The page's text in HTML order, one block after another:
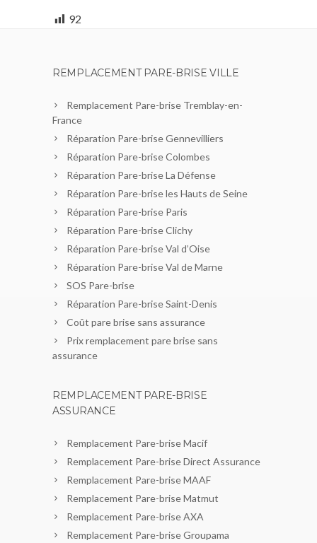
92
REMPLACEMENT PARE-BRISE VILLE
Remplacement Pare-brise Tremblay-en-
France
Réparation Pare-brise Gennevilliers
Réparation Pare-brise Colombes
Réparation Pare-brise La Défense
Réparation Pare-brise les Hauts de Seine
Réparation Pare-brise Paris
Réparation Pare-brise Clichy
Réparation Pare-brise Val d’Oise
Réparation Pare-brise Val de Marne
SOS Pare-brise
Réparation Pare-brise Saint-Denis
Coût pare brise sans assurance
Prix remplacement pare brise sans
assurance
REMPLACEMENT PARE-BRISE
ASSURANCE
Remplacement Pare-brise Macif
Remplacement Pare-brise Direct Assurance
Remplacement Pare-brise MAAF
Remplacement Pare-brise Matmut
Remplacement Pare-brise AXA
Remplacement Pare-brise Groupama